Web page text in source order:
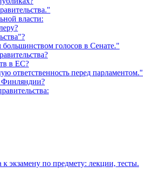
власти:
голосов в Сенате."
в ЕС?
ответственность перед парламентом."
Финляндии?
экзамену по предмету: лекции, тесты.